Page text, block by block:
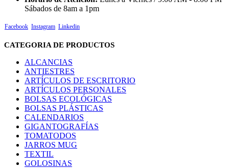
Sábados de 8am a 1pm
Facebook Instagram Linkedin
CATEGORIA DE PRODUCTOS
ALCANCIAS
ANTIESTRES
ARTÍCULOS DE ESCRITORIO
ARTÍCULOS PERSONALES
BOLSAS ECOLÓGICAS
BOLSAS PLÁSTICAS
CALENDARIOS
GIGANTOGRAFÍAS
TOMATODOS
JARROS MUG
TEXTIL
GOLOSINAS